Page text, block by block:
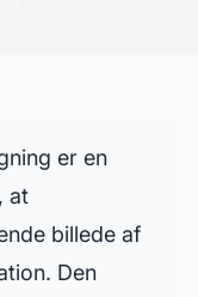
er en
at
billede af
Den